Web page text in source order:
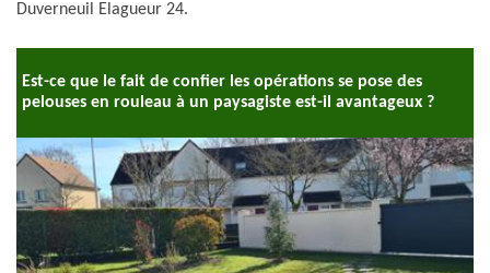
Duverneuil Elagueur 24.
Est-ce que le fait de confier les opérations se pose des
pelouses en rouleau à un paysagiste est-il avantageux ?